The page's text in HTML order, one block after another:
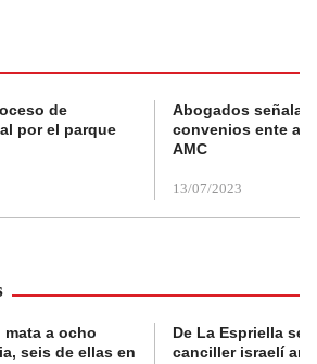
de
por el parque
Abogados
convenios ente
AMC
13/07/2023
a ocho
seis de ellas en
De La Espriella se
canciller israelí